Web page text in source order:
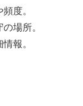
度。
場所。
報。